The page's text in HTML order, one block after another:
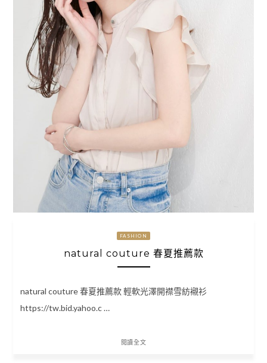
FASHION
natural couture 春夏推薦款
natural couture 春夏推薦款 輕軟光澤開襟雪紡襯衫
https://tw.bid.yahoo.c …
閱讀全文